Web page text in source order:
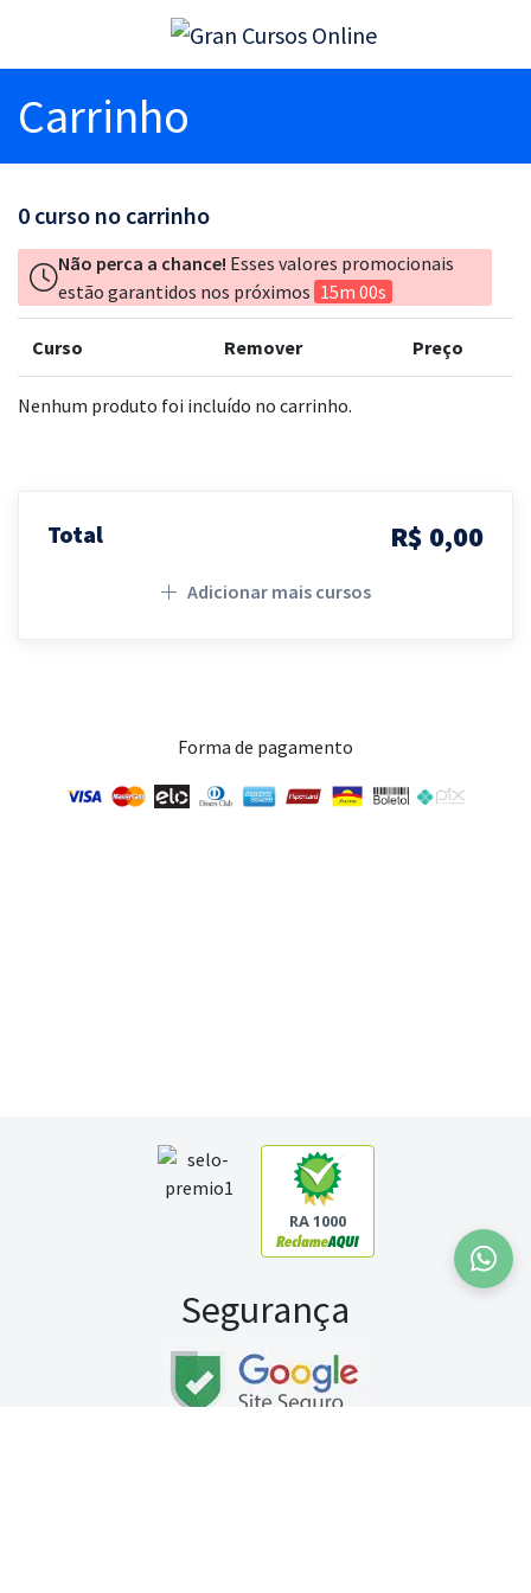
Carrinho
0 curso no carrinho
Não perca a chance! Esses valores promocionais
estão garantidos nos próximos 15m 00s
Curso Remover Preço
Nenhum produto foi incluído no carrinho.
Total R$ 0,00
Adicionar mais cursos
Forma de pagamento
RA 1000
Segurança